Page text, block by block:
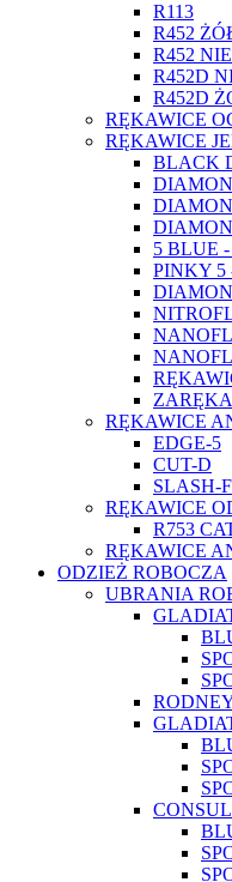
R113
R452
R452
R452D
R452D
RĘKAWICE
RĘKAWICE
BLACK
5 BLUE
PINKY 5
RĘKAWICE
EDGE-5
CUT-D
SLASH-F
RĘKAWICE
R753
RĘKAWICE
ODZIEŻ ROBOCZA
UBRANIA